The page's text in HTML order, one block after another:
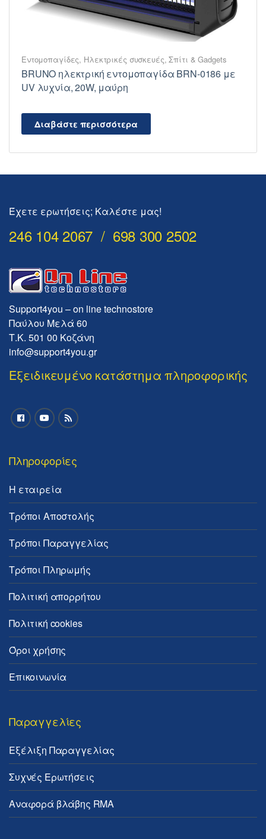
Εντομοπαγίδες, Ηλεκτρικές συσκευές,Σπίτι & Gadgets
BRUNO ηλεκτρική εντομοπαγίδα BRN-0186 με
UV λυχνία, 20W, μαύρη
Διαβάστε περισσότερα
Έχετε ερωτήσεις; Καλέστε μας!
246 104 2067 / 698 300 2502
Support4you – on line technostore
Παύλου Μελά 60
Τ.Κ. 501 00 Κοζάνη
info@support4you.gr
Εξειδικευμένο κατάστημα πληροφορικής
Πληροφορίες
Η εταιρεία
Τρόποι Αποστολής
Τρόποι Παραγγελίας
Τρόποι Πληρωμής
Πολιτική απορρήτου
Πολιτική cookies
Όροι χρήσης
Επικοινωνία
Παραγγελίες
Εξέλιξη Παραγγελίας
Συχνές Ερωτήσεις
Αναφορά βλάβης RMA